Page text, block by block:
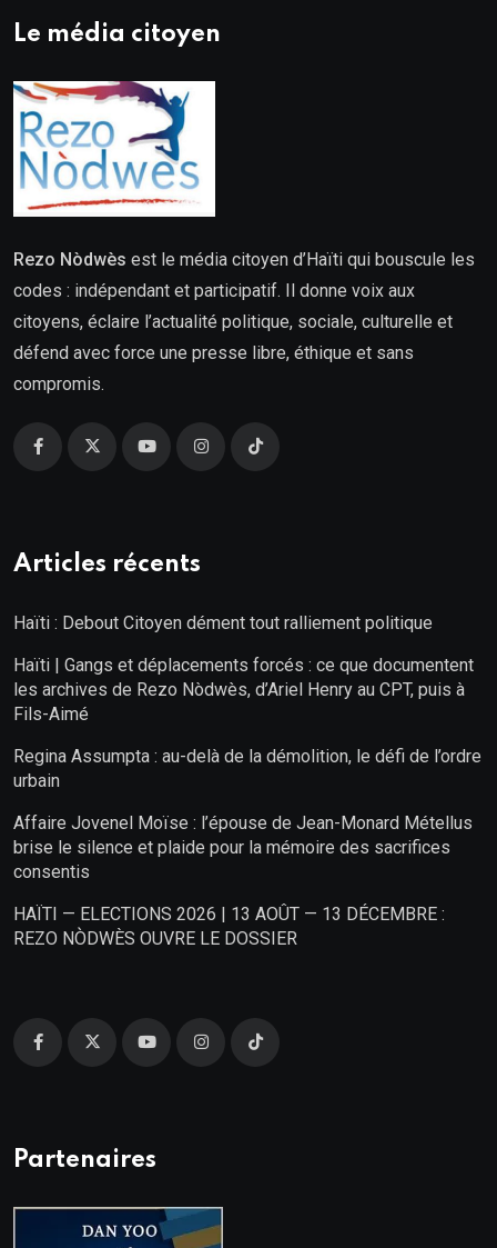
Le média citoyen
Rezo Nòdwès est le média citoyen d’Haïti qui bouscule les
codes : indépendant et participatif. Il donne voix aux
citoyens, éclaire l’actualité politique, sociale, culturelle et
défend avec force une presse libre, éthique et sans
compromis.
Articles récents
Haïti : Debout Citoyen dément tout ralliement politique
Haïti | Gangs et déplacements forcés : ce que documentent
les archives de Rezo Nòdwès, d’Ariel Henry au CPT, puis à
Fils-Aimé
Regina Assumpta : au-delà de la démolition, le défi de l’ordre
urbain
Affaire Jovenel Moïse : l’épouse de Jean-Monard Métellus
brise le silence et plaide pour la mémoire des sacrifices
consentis
HAÏTI — ELECTIONS 2026 | 13 AOÛT — 13 DÉCEMBRE :
REZO NÒDWÈS OUVRE LE DOSSIER
Partenaires